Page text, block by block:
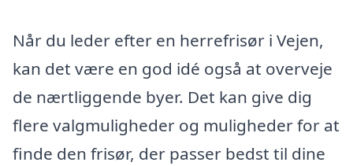
Når du leder efter en herrefrisør i Vejen,
kan det være en god idé også at overveje
de nærtliggende byer. Det kan give dig
flere valgmuligheder og muligheder for at
finde den frisør, der passer bedst til dine